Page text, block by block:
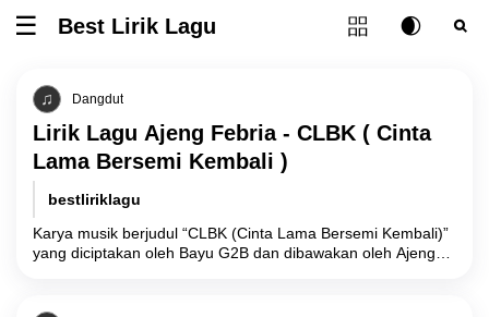
Tombol untuk membuka atau menutup menu
Best Lirik Lagu TombolTombol
Dangdut
Lirik Lagu Ajeng Febria - CLBK ( Cinta
Lama Bersemi Kembali )
bestliriklagu
Karya musik berjudul “CLBK (Cinta Lama Bersemi Kembali)”
yang diciptakan oleh Bayu G2B dan dibawakan oleh Ajeng